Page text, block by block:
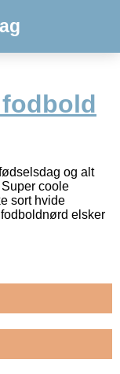
og alt
coole
sort hvide
elsker